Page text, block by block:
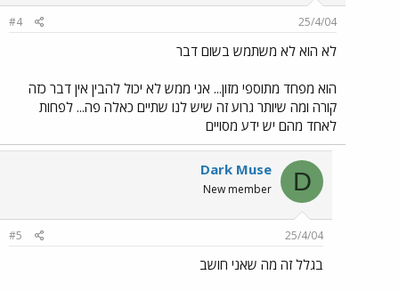
25/4/04
#4
לא הוא לא משתמש בשום דבר
הוא מפחד מתוספי מזון... אני ממש לא יכול להבין אין דבר כזה
קורה ומה שיותר גרוע זה שיש לנו שתיים כאלה פה... לפחות
לאחד מהם יש ידע מסויים
D
Dark Muse
New member
25/4/04
#5
בגלל זה מה שאני חושב